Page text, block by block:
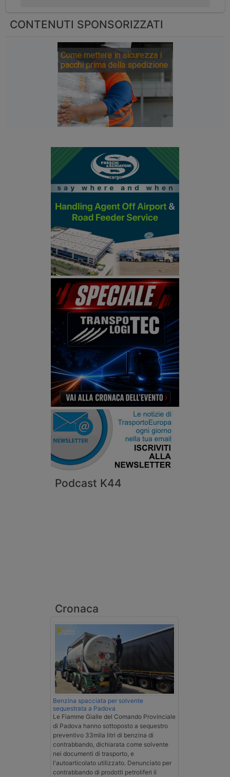
Podcast K44
Cronaca
Benzina spacciata per solvente
sequestrata a Padova
Le Fiamme Gialle del Comando Provinciale
di Padova hanno sottoposto a sequestro
preventivo 33mila litri di benzina di
contrabbando, dichiarata come solvente
nei documenti di trasporto, e
l'autoarticolato utilizzato. Denunciato per
contrabbando di prodotti petroliferi il
CONTENUTI SPONSORIZZATI
Come mettere in sicurezza i
pacchi prima della spedizione